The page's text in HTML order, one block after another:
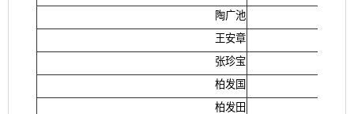
陶广池
王安章
张珍宝
柏发国
柏发田